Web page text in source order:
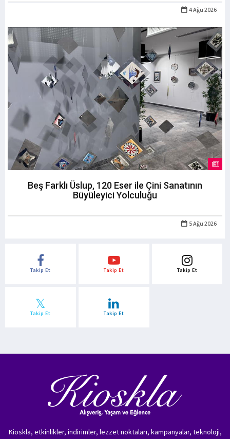
4 Ağu 2026
Beş Farklı Üslup, 120 Eser ile Çini Sanatının
Büyüleyici Yolculuğu
5 Ağu 2026
Takip Et Takip Et Takip Et
Takip Et Takip Et
Kioskla, etkinlikler, indirimler, lezzet noktaları, kampanyalar, teknoloji,